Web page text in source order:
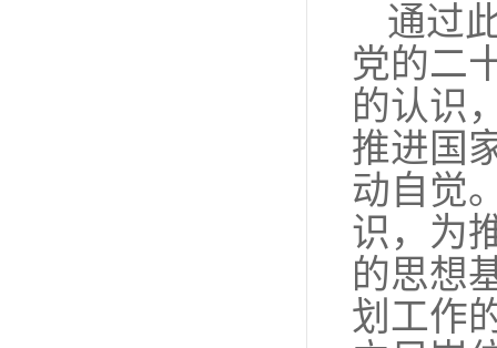
通过
党的二
的认识
推进国
动自觉
识，为
的思想
划工作